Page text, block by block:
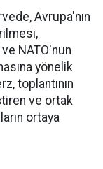
Avrupa'nın
NATO'nun
yönelik
toplantının
ve ortak
ortaya